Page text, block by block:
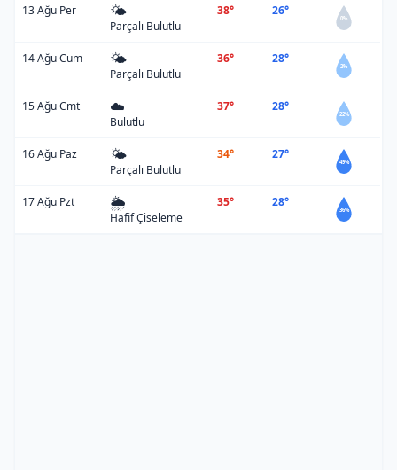
13 Ağu Per 🌤️
Parçalı Bulutlu
38° 26°
0%
14 Ağu Cum 🌤️
Parçalı Bulutlu
36° 28°
2%
15 Ağu Cmt ☁️
Bulutlu
37° 28°
22%
16 Ağu Paz 🌤️
Parçalı Bulutlu
34° 27°
49%
17 Ağu Pzt 🌦️
Hafif Çiseleme
35° 28°
36%